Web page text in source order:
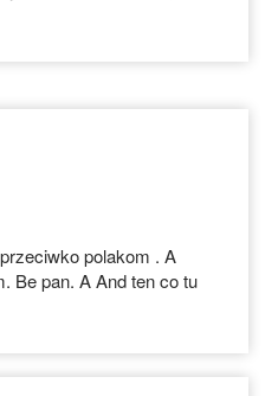
polakom . A
Be pan. A And ten co tu